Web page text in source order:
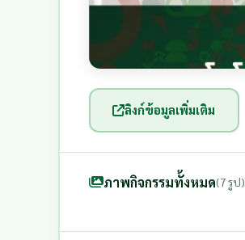
ลิงก์ข้อมูลเพิ่มเติม
ภาพกิจกรรมทั้งหมด(7 รูป)